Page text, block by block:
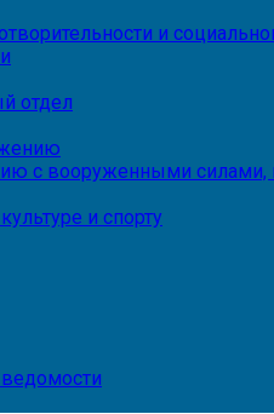
и
отдел
с вооруженными силами,
и спорту